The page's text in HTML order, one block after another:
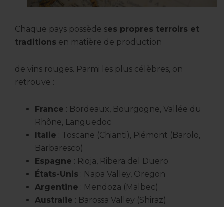
Chaque pays possède ses propres terroirs et
traditions en matière de production
de vins rouges. Parmi les plus célèbres, on
retrouve :
France : Bordeaux, Bourgogne, Vallée du
Rhône, Languedoc
Italie : Toscane (Chianti), Piémont (Barolo,
Barbaresco)
Espagne : Rioja, Ribera del Duero
États-Unis : Napa Valley, Oregon
Argentine : Mendoza (Malbec)
Australie : Barossa Valley (Shiraz)